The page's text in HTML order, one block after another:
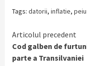
Tags: datorii, inflatie, peiu
Continue
Reading
Articolul precedent
Cod galben de
parte a Transilvaniei